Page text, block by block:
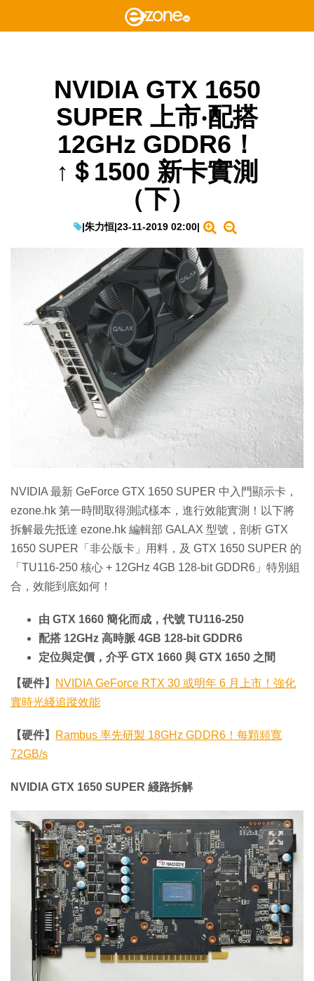
NVIDIA GTX 1650
SUPER 上市‧配搭
12GHz GDDR6！
↑＄1500 新卡實測
（下）
|朱力恒|23-11-2019 02:00|
NVIDIA 最新 GeForce GTX 1650 SUPER 中入門顯示卡，
ezone.hk 第一時間取得測試樣本，進行效能實測！以下將
拆解最先抵達 ezone.hk 編輯部 GALAX 型號，剖析 GTX
1650 SUPER「非公版卡」用料，及 GTX 1650 SUPER 的
「TU116-250 核心 + 12GHz 4GB 128-bit GDDR6」特別組
合，效能到底如何！
由 GTX 1660 簡化而成，代號 TU116-250
配搭 12GHz 高時脈 4GB 128-bit GDDR6
定位與定價，介乎 GTX 1660 與 GTX 1650 之間
【硬件】
NVIDIA GeForce RTX 30 或明年 6 月上市！強化
實時光綫追蹤效能
【硬件】
Rambus 率先研製 18GHz GDDR6！每顆頻寬
72GB/s
NVIDIA GTX 1650 SUPER 綫路拆解